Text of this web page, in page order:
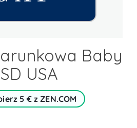
Baby
USA
5 € z ZEN.COM